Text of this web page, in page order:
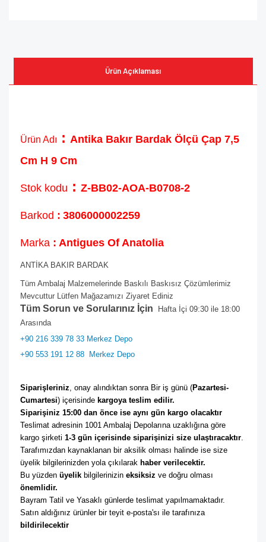
Ürün Açıklaması
Ürün Adı : Antika Bakır Bardak Ölçü Çap 7,5
Cm H 9 Cm
Stok kodu : Z-BB02-AOA-B0708-2
Barkod : 3806000002259
Marka : Antigues Of Anatolia
ANTİKA BAKIR BARDAK
Tüm Ambalaj Malzemelerinde Baskılı Baskısız Çözümlerimiz
Mevcuttur Lütfen Mağazamızı Ziyaret Ediniz
Tüm Sorun ve Sorularınız İçin Hafta İçi 09:30 ile 18:00
Arasında
+90 216 339 78 33 Merkez Depo
+90 553 191 12 88 Merkez Depo
Siparişleriniz , onay alındıktan sonra Bir iş günü (Pazartesi-
Cumartesi) içerisinde kargoya teslim edilir.
Siparişiniz 15:00 dan önce ise aynı gün kargo olacaktır
Teslimat adresinin 1001 Ambalaj Depolarına uzaklığına göre
kargo şirketi 1-3 gün içerisinde siparişinizi size ulaştıracaktır
Tarafımızdan kaynaklanan bir aksilik olması halinde ise size
üyelik bilgilerinizden yola çıkılarak haber verilecektir.
Bu yüzden üyelik bilgilerinizin eksiksiz
önemlidir.
Bayram Tatil ve Yasaklı günlerde teslimat yapılmamaktadır.
bildirilecektir